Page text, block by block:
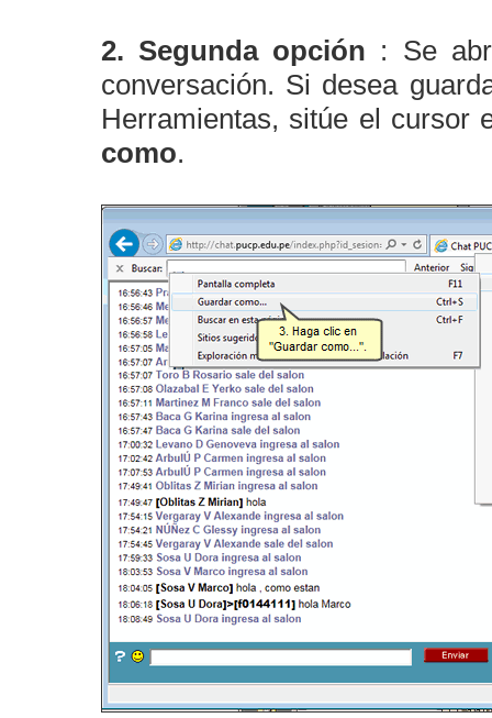
2. Segunda opción : Se
conversación. Si desea
Herramientas, sitúe el cursor
como.